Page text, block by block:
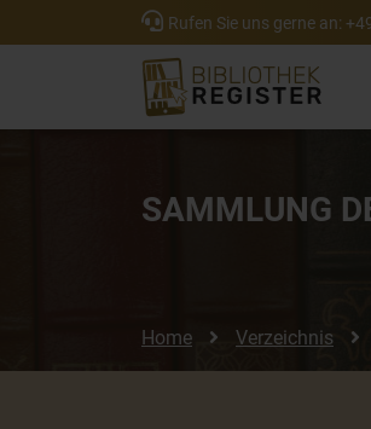
Rufen Sie uns gerne an:
SAMMLUNG
Home Verzeichnis